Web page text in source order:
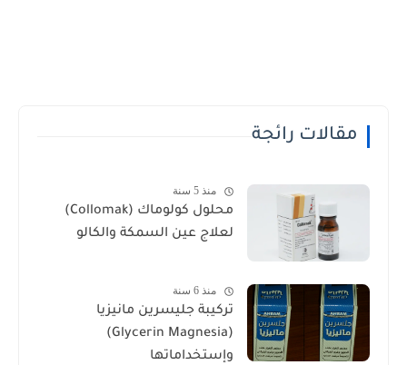
مقالات رائجة
منذ 5 سنة
محلول كولوماك (Collomak)
لعلاج عين السمكة والكالو
منذ 6 سنة
تركيبة جليسرين مانيزيا
(Glycerin Magnesia)
وإستخداماتها